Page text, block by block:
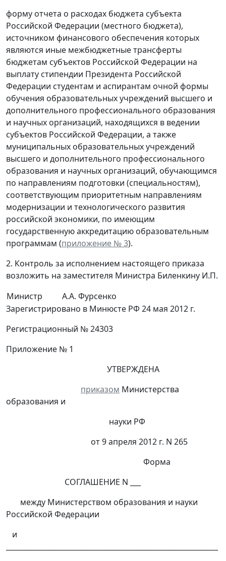
форму отчета о расходах бюджета субъекта
Российской Федерации (местного бюджета),
источником финансового обеспечения которых
являются иные межбюджетные трансферты
бюджетам субъектов Российской Федерации на
выплату стипендии Президента Российской
Федерации студентам и аспирантам очной формы
обучения образовательных учреждений высшего и
дополнительного профессионального образования
и научных организаций, находящихся в ведении
субъектов Российской Федерации, а также
муниципальных образовательных учреждений
высшего и дополнительного профессионального
образования и научных организаций, обучающимся
по направлениям подготовки (специальностям),
соответствующим приоритетным направлениям
модернизации и технологического развития
российской экономики, по имеющим
государственную аккредитацию образовательным
программам (приложение № 3).
2. Контроль за исполнением настоящего приказа
возложить на заместителя Министра Биленкину И.П.
Министр
А.А. Фурсенко
Зарегистрировано в Минюсте РФ 24 мая 2012 г.
Регистрационный № 24303
Приложение № 1
УТВЕРЖДЕНА
приказом Министерства
образования и
науки РФ
от 9 апреля 2012 г. N 265
Форма
СОГЛАШЕНИЕ N ___
между Министерством образования и науки
Российской Федерации
и